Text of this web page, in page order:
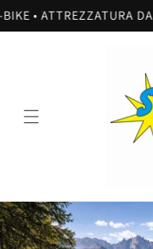
direttamente
ai contenuti